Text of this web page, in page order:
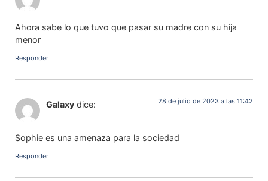
Ahora sabe lo que tuvo que pasar su madre con su hija
menor
Responder
Galaxy dice: 28 de julio de 2023 a las 11:42
Sophie es una amenaza para la sociedad
Responder